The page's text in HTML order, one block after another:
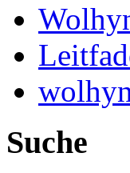
Suche